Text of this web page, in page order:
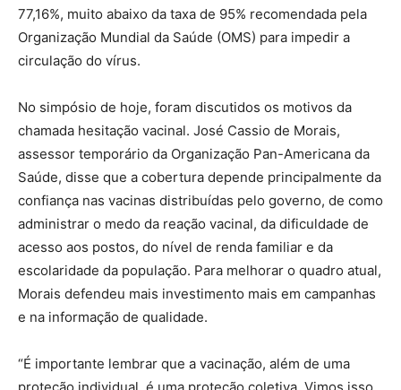
77,16%, muito abaixo da taxa de 95% recomendada pela
Organização Mundial da Saúde (OMS) para impedir a
circulação do vírus.
No simpósio de hoje, foram discutidos os motivos da
chamada hesitação vacinal. José Cassio de Morais,
assessor temporário da Organização Pan-Americana da
Saúde, disse que a cobertura depende principalmente da
confiança nas vacinas distribuídas pelo governo, de como
administrar o medo da reação vacinal, da dificuldade de
acesso aos postos, do nível de renda familiar e da
escolaridade da população. Para melhorar o quadro atual,
Morais defendeu mais investimento mais em campanhas
e na informação de qualidade.
“É importante lembrar que a vacinação, além de uma